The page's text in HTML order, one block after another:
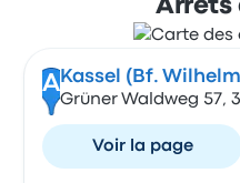
Arrêts
A Kassel (Bf.
Grüner Waldweg 57,
Voir la page